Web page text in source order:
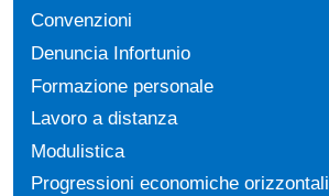
Convenzioni
Denuncia Infortunio
Formazione personale
Lavoro a distanza
Modulistica
Progressioni economiche orizzontali